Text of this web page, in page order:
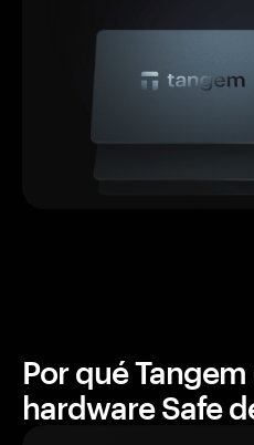
Por qué
hardware Safe